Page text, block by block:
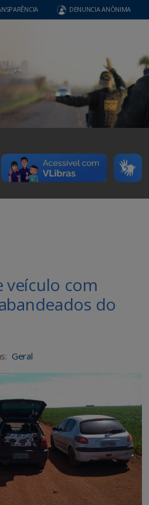
DENUNCIA ANÔNIMA
veículo com
do
Geral